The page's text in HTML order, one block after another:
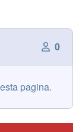
0
pagina.